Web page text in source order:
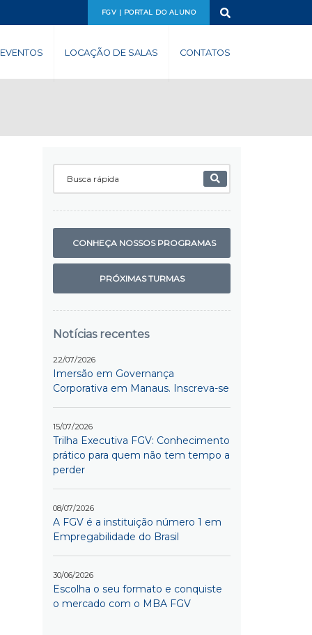
FGV | PORTAL DO ALUNO
EVENTOS LOCAÇÃO DE SALAS CONTATOS
CONHEÇA NOSSOS PROGRAMAS
PRÓXIMAS TURMAS
Notícias recentes
22/07/2026
Imersão em Governança
Corporativa em Manaus. Inscreva-se
15/07/2026
Trilha Executiva FGV: Conhecimento
prático para quem não tem tempo a
perder
08/07/2026
A FGV é a instituição número 1 em
Empregabilidade do Brasil
30/06/2026
Escolha o seu formato e conquiste
o mercado com o MBA FGV